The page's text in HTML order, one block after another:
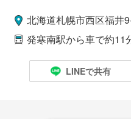
北海道札幌市西区福井
発寒南駅から車で約11
LINEで共有